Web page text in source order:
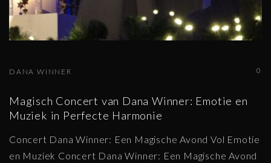
0
DANA WINNER
Magisch Concert van Dana Winner: Emotie en
Muziek in Perfecte Harmonie
Concert Dana Winner: Een Magische Avond Vol Emotie
en Muziek Concert Dana Winner: Een Magische Avond